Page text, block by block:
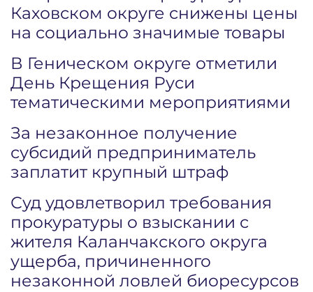
Каховском округе снижены цены
на социально значимые товары
В Геническом округе отметили
День Крещения Руси
тематическими мероприятиями
За незаконное получение
субсидий предприниматель
заплатит крупный штраф
Суд удовлетворил требования
прокуратуры о взыскании с
жителя Каланчакского округа
ущерба, причиненного
незаконной ловлей биоресурсов